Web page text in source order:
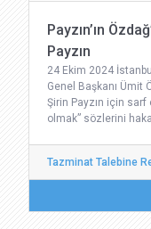
Payzın’ın
Payzın
24 Ekim 2024
Genel Başkanı Ümit
Şirin Payzın için sarf
olmak” sözlerini
Tazminat Talebine